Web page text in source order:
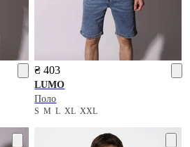
₴ 403
LUMO
Поло
SMLXLXXL